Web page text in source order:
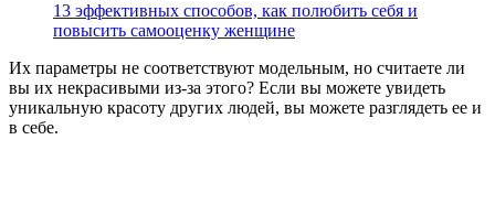
13 эффективных способов, как полюбить себя и
повысить самооценку женщине
Их параметры не соответствуют модельным, но считаете ли
вы их некрасивыми из-за этого? Если вы можете увидеть
уникальную красоту других людей, вы можете разглядеть ее и
в себе.